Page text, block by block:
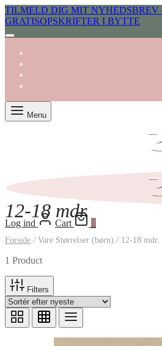
TILMELD DIG MIT NYHEDSBREV
GRATISOPSKRIFTER I BYTTE
Menu
Log ind Cart
12-18 mdr.
Forside /Vare Størrelser (børn) /12-18 mdr.
1 Product
Filters